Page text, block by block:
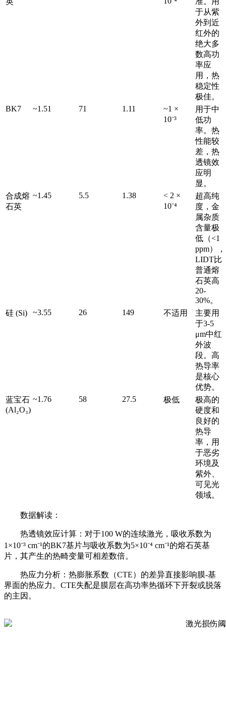
于从紫
外到近
红外的
绝大多
数高功
率应
用，热
稳定性
极佳。
BK7
~1.51 71 1.11
~1 ×
10⁻³
用于中
低功
率。热
性能较
差，热
透镜效
应明
显。
合成熔
石英
~1.45 5.5 1.38
< 2 ×
10⁻⁴
超高纯
度，金
属杂质
含量极
低（<1
ppm），
LIDT比
普通熔
石英高
20-
30%。
硅 (Si)
~3.55 26 149 不适用
主要用
于3-5
μm中红
外波
段。高
热导率
是核心
优势。
蓝宝石
(Al₂O₃)
~1.76 58 27.5 极低
极高的
硬度和
良好的
热导
率，用
于恶劣
环境及
紫外、
可见光
领域。
数据解读：
热透镜效应计算：对于100 W的连续激光，吸收系数为
1×10⁻³ cm⁻¹的BK7基片与吸收系数为5×10⁻⁴ cm⁻¹的熔石英基
片，其产生的热畸变量可相差数倍。
热应力分析：热膨胀系数（CTE）的差异直接影响膜-基
界面的热应力。CTE失配是膜层在高功率热循环下开裂或脱落
的主因。